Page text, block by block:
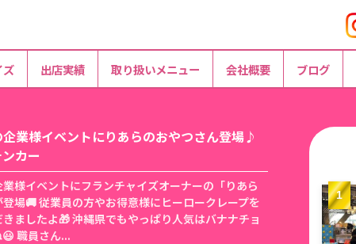
業様イベントにりあらのおやつさん登場♪
カー
様イベントにフランチャイズオーナーの「りあら
場🚚 従業員の方やお得意様にヒーロークレープを
ましたよ🎁 沖縄県でもやっぱり人気はバナナチョ
職員さん...
ズ 出店実績 取り扱いメニュー 会社概要 ブログ